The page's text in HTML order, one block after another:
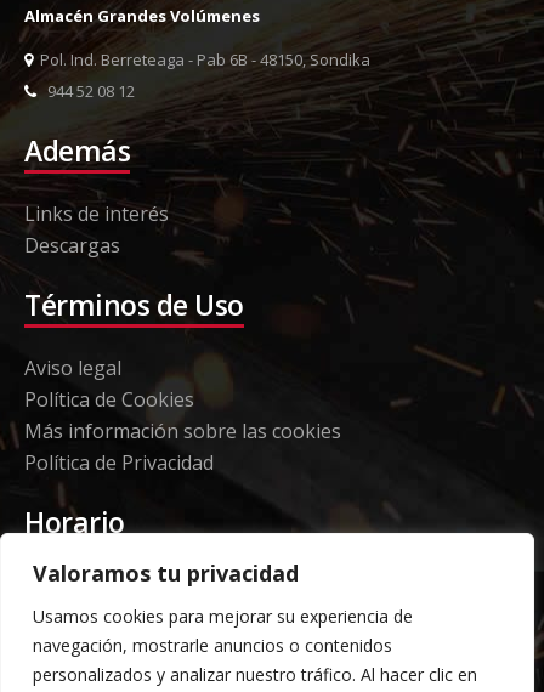
Valoramos tu privacidad
Usamos cookies para mejorar su experiencia de
navegación, mostrarle anuncios o contenidos
personalizados y analizar nuestro tráfico. Al hacer clic en
Almacén Grandes Volúmenes
Pol. Ind. Berreteaga - Pab 6B - 48150, Sondika
944 52 08 12
Además
Links de interés
Descargas
Términos de Uso
Aviso legal
Política de Cookies
Más información sobre las cookies
Política de Privacidad
Horario
Etorki - Sede
Lunes a jueves 08:00 a 16:00
Viernes: 08:00 a 14:00